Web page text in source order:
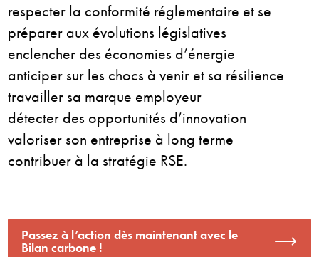
respecter la conformité réglementaire et se
préparer aux évolutions législatives
enclencher des économies d’énergie
anticiper sur les chocs à venir et sa résilience
travailler sa marque employeur
détecter des opportunités d’innovation
valoriser son entreprise à long terme
contribuer à la stratégie RSE.
Passez à l’action dès maintenant avec le
Bilan carbone !